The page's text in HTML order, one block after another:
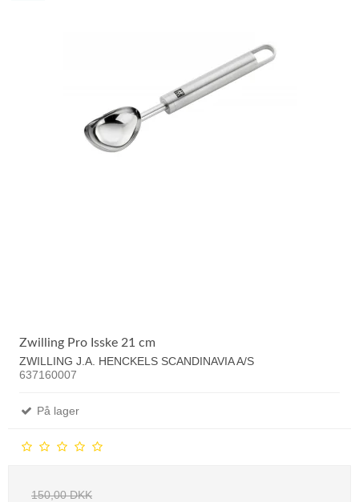
Zwilling Pro Isske 21 cm
ZWILLING J.A. HENCKELS SCANDINAVIA A/S
637160007
På lager
150,00 DKK